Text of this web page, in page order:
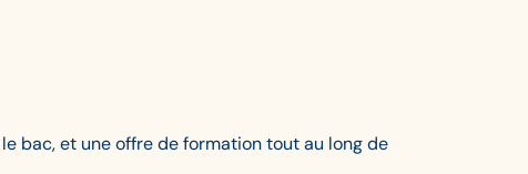
bac, et une offre de formation tout au long de